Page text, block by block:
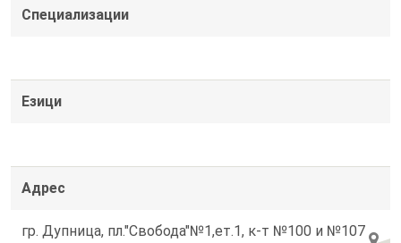
Специализации
Езици
Адрес
гр. Дупница, пл."Свобода"№1,ет.1, к-т №100 и №107